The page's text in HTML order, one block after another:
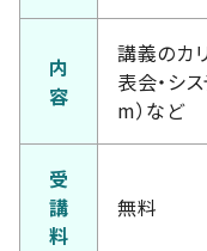
内
容
講義のカ
表会・シ
m）など
受
講
料
無料